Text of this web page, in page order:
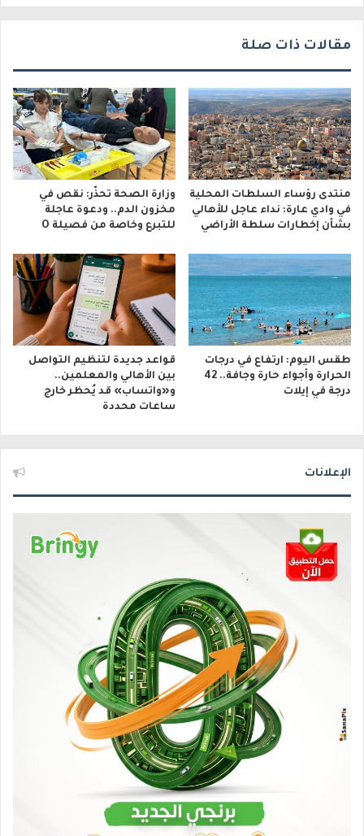
مقالات ذات صلة
منتدى رؤساء السلطات المحلية
في وادي عارة: نداء عاجل للأهالي
بشأن إخطارات سلطة الأراضي
وزارة الصحة تحذّر: نقص في
مخزون الدم.. ودعوة عاجلة
للتبرع وخاصة من فصيلة O
طقس اليوم: ارتفاع في درجات
الحرارة وأجواء حارة وجافة.. 42
درجة في إيلات
قواعد جديدة لتنظيم التواصل
بين الأهالي والمعلمين..
و«واتساب» قد يُحظر خارج
ساعات محددة
الإعلانات